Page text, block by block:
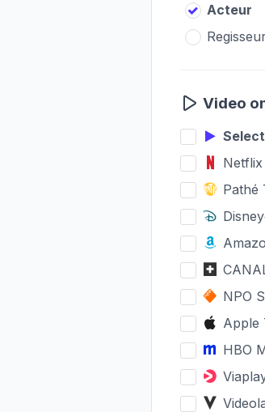
Acteur
Video
Netflix
Pathé
NPO
Apple
HBO